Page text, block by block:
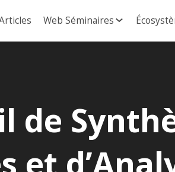
Web Séminaires
de